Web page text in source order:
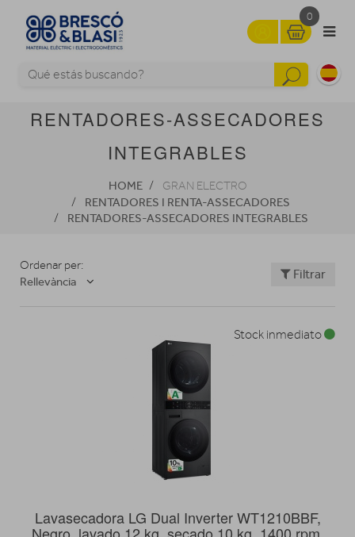
0
RENTADORES-ASSECADORES
INTEGRABLES
HOME GRAN ELECTRO
RENTADORES I RENTA-ASSECADORES
RENTADORES-ASSECADORES INTEGRABLES
Ordenar per:
Rellevància
Filtrar
Lavasecadora LG Dual Inverter WT1210BBF,
Stock inmediato